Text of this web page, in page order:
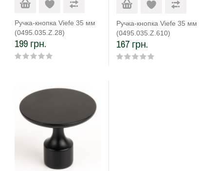
Ручка-кнопка Viefe 35 мм
(0495.035.Z.28)
199 грн.
Ручка-кнопка Viefe 35 мм
(0495.035.Z.610)
167 грн.